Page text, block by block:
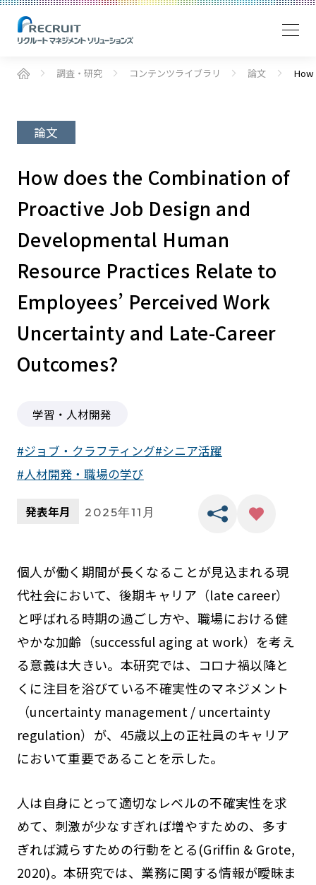
調査・研究 コンテンツライブラリ 論文 How
論文
How does the Combination of
Proactive Job Design and
Developmental Human
Resource Practices Relate to
Employees’ Perceived Work
Uncertainty and Late-Career
Outcomes?
学習・人材開発
ジョブ・クラフティング シニア活躍
人材開発・職場の学び
発表年月 2025年11月
個人が働く期間が長くなることが見込まれる現
代社会において、後期キャリア（late career）
と呼ばれる時期の過ごし方や、職場における健
やかな加齢（successful aging at work）を考え
る意義は大きい。本研究では、コロナ禍以降と
くに注目を浴びている不確実性のマネジメント
（uncertainty management / uncertainty
regulation）が、45歳以上の正社員のキャリア
において重要であることを示した。
人は自身にとって適切なレベルの不確実性を求
めて、刺激が少なすぎれば増やすための、多す
ぎれば減らすための行動をとる(Griffin & Grote,
2020)。本研究では、業務に関する情報が曖昧ま